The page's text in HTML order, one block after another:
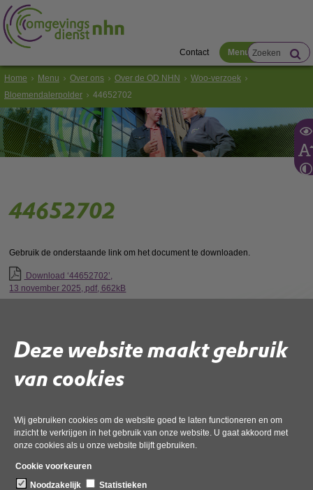
Deze website maakt gebruik
van cookies
Wij gebruiken cookies om de website goed te laten functioneren en om
inzicht te verkrijgen in het gebruik van onze website. U gaat akkoord met
onze cookies als u onze website blijft gebruiken.
Cookie voorkeuren
Noodzakelijk
Statistieken
Contact Menu
Home Menu Over ons Over de OD NHN
Woo-verzoek
Bloemendalerpolder
44652702
44652702
Gebruik de onderstaande link om het document te downloaden.
Download ‘44652702’,
13 november 2025, pdf, 662kB
Bezoekadres
Dampten 2, 1624 NR Hoorn